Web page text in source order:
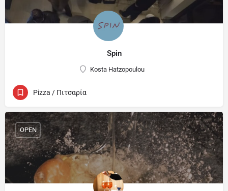
Spin
Kosta Hatzopoulou
Pizza / Πιτσαρία
OPEN